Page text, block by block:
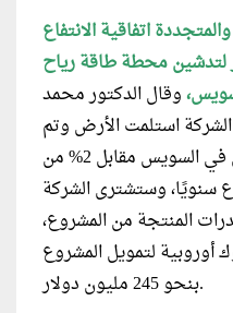
اتفاقية الانتفاع
لتدشين محطة طاقة رياح
وقال الدكتور محمد
استلمت الأرض وتم
توقيع اتفاقية الانتفاع بالأرض في السويس مقابل 2% من
سنويًا، وستشترى الشركة
المنتجة من المشروع،
“ليكيلا باور” مع 3 بنوك أوروبية لتمويل المشروع
بنحو 245 مليون دولار.